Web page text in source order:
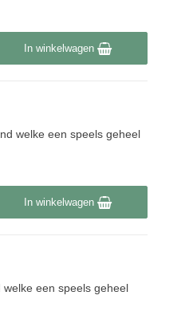
In winkelwagen
welke een speels geheel
In winkelwagen
een speels geheel